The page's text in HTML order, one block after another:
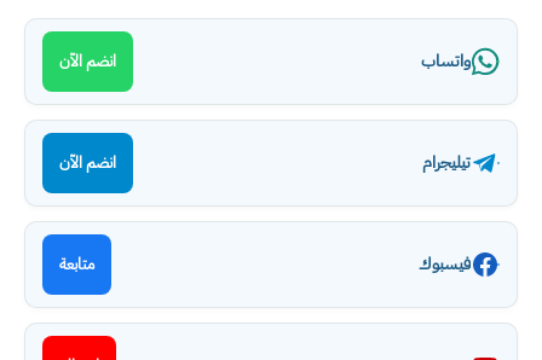
واتساب انضم الآن
تيليجرام انضم الآن
فيسبوك متابعة